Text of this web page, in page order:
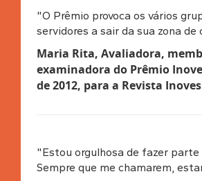
"O Prêmio provoca os vários
servidores a sair da sua zona
Maria Rita, Avaliadora,
examinadora do Prêmio
de 2012, para a Revista Inoves
"Estou orgulhosa de fazer parte
Sempre que me chamarem,